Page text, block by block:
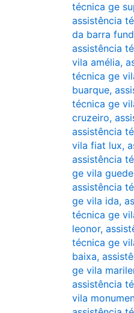
técnica ge
assistência
da barra
assistência
vila amélia,
técnica ge
buarque,
técnica ge
cruzeiro,
assistência
vila fiat lux,
assistência
ge vila
assistência
ge vila ida,
técnica ge
leonor,
técnica ge
baixa,
ge vila
assistência
vila